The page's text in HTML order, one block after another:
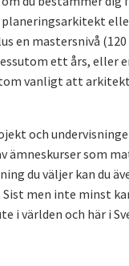
en mastersnivå
ett års, eller
vanligt att
och
ämneskurser som
du väljer kan du
men inte minst
i världen och här i